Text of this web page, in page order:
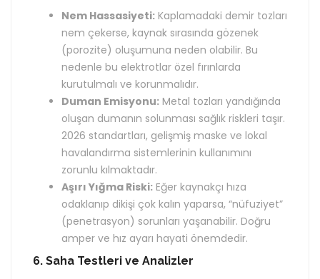
Nem Hassasiyeti: Kaplamadaki demir tozları
nem çekerse, kaynak sırasında gözenek
(porozite) oluşumuna neden olabilir. Bu
nedenle bu elektrotlar özel fırınlarda
kurutulmalı ve korunmalıdır.
Duman Emisyonu: Metal tozları yandığında
oluşan dumanın solunması sağlık riskleri taşır.
2026 standartları, gelişmiş maske ve lokal
havalandırma sistemlerinin kullanımını
zorunlu kılmaktadır.
Aşırı Yığma Riski: Eğer kaynakçı hıza
odaklanıp dikişi çok kalın yaparsa, “nüfuziyet”
(penetrasyon) sorunları yaşanabilir. Doğru
amper ve hız ayarı hayati önemdedir.
6. Saha Testleri ve Analizler